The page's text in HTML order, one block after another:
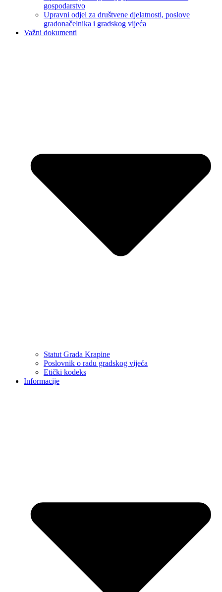
gospodarstvo
Upravni odjel za društvene djelatnosti, poslove
gradonačelnika i gradskog vijeća
Važni dokumenti
Statut Grada Krapine
Poslovnik o radu gradskog vijeća
Etički kodeks
Informacije